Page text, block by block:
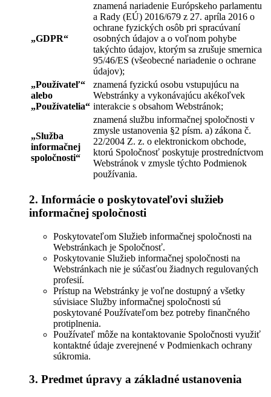
„GDPR“
znamená nariadenie Európskeho parlamentu
a Rady (EÚ) 2016/679 z 27. apríla 2016 o
ochrane fyzických osôb pri spracúvaní
osobných údajov a o voľnom pohybe
takýchto údajov, ktorým sa zrušuje smernica
95/46/ES (všeobecné nariadenie o ochrane
údajov);
„Používateľ“
alebo
„Používatelia“
znamená fyzickú osobu vstupujúcu na
Webstránky a vykonávajúcu akékoľvek
interakcie s obsahom Webstránok;
„Služba
informačnej
spoločnosti“
znamená službu informačnej spoločnosti v
zmysle ustanovenia §2 písm. a) zákona č.
22/2004 Z. z. o elektronickom obchode,
ktorú Spoločnosť poskytuje prostredníctvom
Webstránok v zmysle týchto Podmienok
používania.
2. Informácie o poskytovateľovi služieb
informačnej spoločnosti
Poskytovateľom Služieb informačnej spoločnosti na
Webstránkach je Spoločnosť.
Poskytovanie Služieb informačnej spoločnosti na
Webstránkach nie je súčasťou žiadnych regulovaných
profesií.
Prístup na Webstránky je voľne dostupný a všetky
súvisiace Služby informačnej spoločnosti sú
poskytované Používateľom bez potreby finančného
protiplnenia.
Používateľ môže na kontaktovanie Spoločnosti využiť
kontaktné údaje zverejnené v Podmienkach ochrany
súkromia.
3. Predmet úpravy a základné ustanovenia